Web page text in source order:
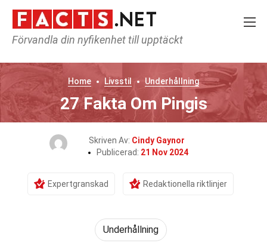
Förvandla din nyfikenhet till upptäckt
Home Livsstil Underhållning
27 Fakta Om Pingis
Skriven Av: Cindy Gaynor
Publicerad: 21 Nov 2024
Expertgranskad Redaktionella riktlinjer
Underhållning